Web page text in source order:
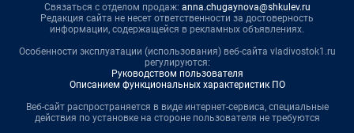
Связаться с отделом продаж: anna.chugaynova@shkulev.ru
Редакция сайта не несет ответственности за достоверность
информации, содержащейся в рекламных объявлениях.
Особенности эксплуатации (использования) веб-сайта vladivostok1.ru
регулируются:
Руководством пользователя
Описанием функциональных характеристик ПО
Веб-сайт распространяется в виде интернет-сервиса, специальные
действия по установке на стороне пользователя не требуются